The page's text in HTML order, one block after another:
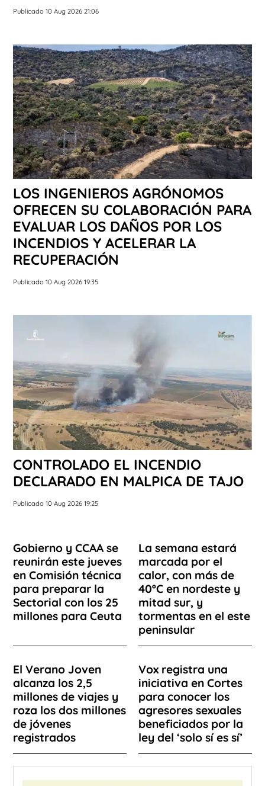
Publicado 10 Aug 2026 21:06
LOS INGENIEROS AGRÓNOMOS
OFRECEN SU COLABORACIÓN PARA
EVALUAR LOS DAÑOS POR LOS
INCENDIOS Y ACELERAR LA
RECUPERACIÓN
Publicado 10 Aug 2026 19:35
CONTROLADO EL INCENDIO
DECLARADO EN MALPICA DE TAJO
Publicado 10 Aug 2026 19:25
Gobierno y CCAA se
reunirán este jueves
en Comisión técnica
para preparar la
Sectorial con los 25
millones para Ceuta
La semana estará
marcada por el
calor, con más de
40ºC en nordeste y
mitad sur, y
tormentas en el este
peninsular
El Verano Joven
alcanza los 2,5
millones de viajes y
roza los dos millones
de jóvenes
registrados
Vox registra una
iniciativa en Cortes
para conocer los
agresores sexuales
beneficiados por la
ley del ‘solo sí es sí’